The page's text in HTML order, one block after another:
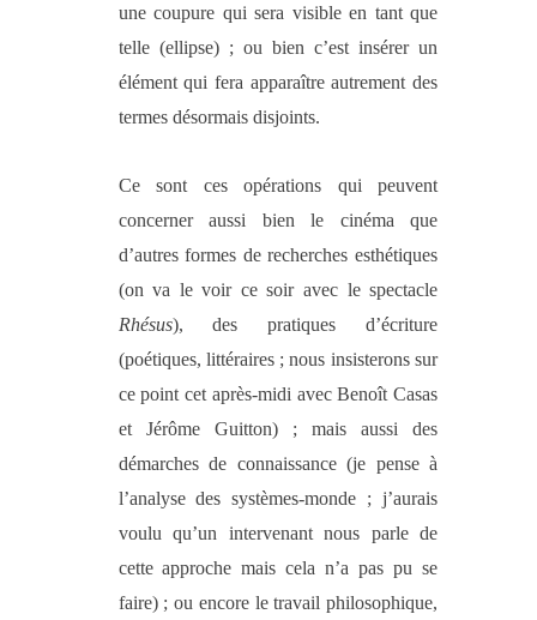
une coupure qui sera visible en tant que
telle (ellipse) ; ou bien c’est insérer un
élément qui fera apparaître autrement des
termes désormais disjoints.
Ce sont ces opérations qui peuvent
concerner aussi bien le cinéma que
d’autres formes de recherches esthétiques
(on va le voir ce soir avec le spectacle
Rhésus), des pratiques d’écriture
(poétiques, littéraires ; nous insisterons sur
ce point cet après-midi avec Benoît Casas
et Jérôme Guitton) ; mais aussi des
démarches de connaissance (je pense à
l’analyse des systèmes-monde ; j’aurais
voulu qu’un intervenant nous parle de
cette approche mais cela n’a pas pu se
faire) ; ou encore le travail philosophique,